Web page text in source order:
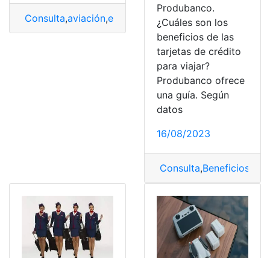
Consulta,aviación,estudiar,Requisitos
Produbanco.
¿Cuáles son los
beneficios de las
tarjetas de crédito
para viajar?
Produbanco ofrece
una guía. Según
datos
16/08/2023
Consulta,Beneficios